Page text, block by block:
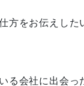
方をお伝えした
る会社に出会っ